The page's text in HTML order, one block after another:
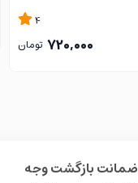
4
720,000 تومان
ضمانت بازگشت وجه